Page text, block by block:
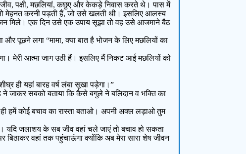
पक्षी, मछलियां, कछुए और केकड़े निवास करते थे। पास में
मेहनत करनी पड़ती हैं, जो उसे खलती थी। इसलिए आलस्य
मिले। एक दिन उसे एक उपाय सूझा तो वह उसे आजमाने बैठ
पूछने लगा “मामा, क्या बात है भोजन के लिए मछलियों का
मेरी आत्मा जाग उठी हैं। इसलिए मैं निकट आई मछलियों को
ही यहां बारह वर्ष लंबा सूखा पड़ेगा।”
ने जाकर सबको बताया कि कैसे बगुले ने बलिदान व भक्ति का
हमें कोई बचाव का रास्ता बताओ। अपनी अक्ल लड़ाओ तुम
जलाशय के सब जीव वहां चले जाएं तो बचाव हो सकता
वहां तक पहुंचाऊंगा क्योंकि अब मेरा सारा शेष जीवन